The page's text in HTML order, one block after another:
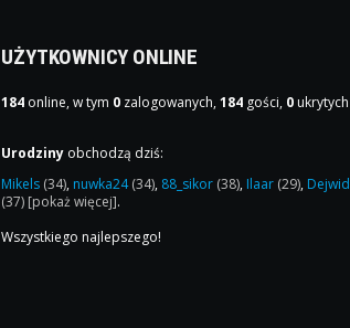
UŻYTKOWNICY ONLINE
184 online, w tym 0 zalogowanych,184 gości, 0 ukrytych
Urodziny obchodzą dziś:
Mikels (34), nuwka24(34), 88_sikor (38), Ilaar (29), Dejwid
(37) [pokaż więcej].
Wszystkiego najlepszego!